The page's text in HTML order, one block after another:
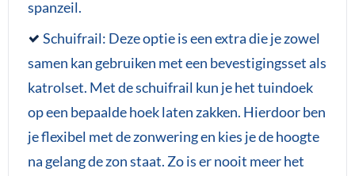
spanzeil.
Schuifrail: Deze optie is een extra die je zowel
samen kan gebruiken met een bevestigingsset als
katrolset. Met de schuifrail kun je het tuindoek
op een bepaalde hoek laten zakken. Hierdoor ben
je flexibel met de zonwering en kies je de hoogte
na gelang de zon staat. Zo is er nooit meer het